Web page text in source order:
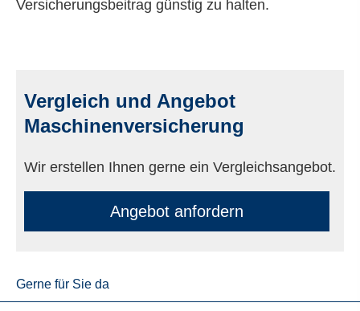
Versicherungsbeitrag günstig zu halten.
Vergleich und Angebot
Maschinenversicherung
Wir erstellen Ihnen gerne ein Vergleichsangebot.
An­ge­bot an­for­dern
Gerne für Sie da